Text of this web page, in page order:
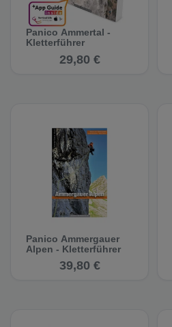
Panico Ammertal -
Kletterführer
29,80 €
Panico Ammergauer
Alpen - Kletterführer
39,80 €